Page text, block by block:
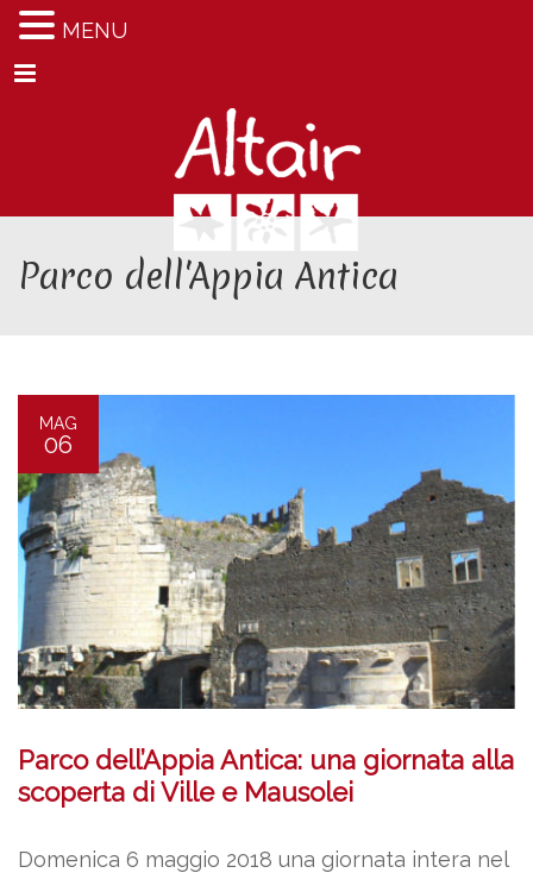
Menu
Parco dell'Appia Antica
MAG
06
Parco dell’Appia Antica: una giornata alla
scoperta di Ville e Mausolei
Domenica 6 maggio 2018 una giornata intera nel
MENU